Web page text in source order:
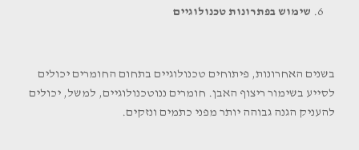
שימוש בפתרונות טכנולוגיים
בשנים האחרונות, פיתוחים טכנולוגיים בתחום החומרים יכולים
לסייע בשימור ריצוף האבן. חומרים ננוטכנולוגיים, למשל, יכולים
להעניק הגנה גבוהה יותר מפני כתמים ונזקים.